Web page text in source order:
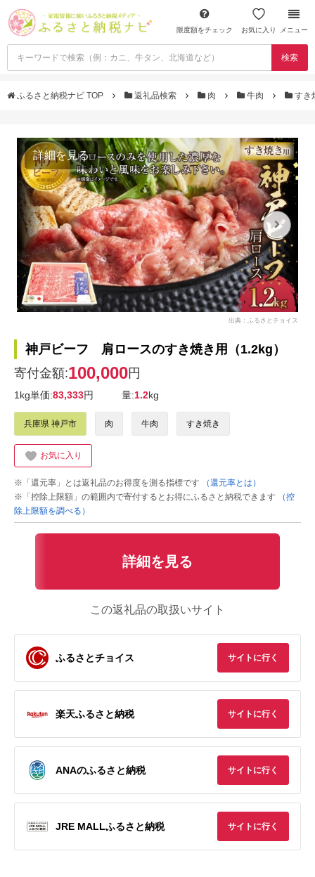
限度額をチェック お気に入り メニュー
検索
ふるさと納税ナビ TOP 返礼品検索 肉 牛肉 すき
詳細を見る
出典：ふるさとチョイス
神戸ビーフ 肩ロースのすき焼き用（1.2kg）
寄付金額:100,000円
1kg単価:83,333円 量:1.2kg
兵庫県 神戸市 肉 牛肉 すき焼き
お気に入り
※「還元率」とは返礼品のお得度を測る指標です
（還元率とは）
※「控除上限額」の範囲内で寄付するとお得にふるさと納税できます
（控
除上限額を調べる）
詳細を見る
この返礼品の取扱いサイト
ふるさとチョイス サイトに行く
楽天ふるさと納税 サイトに行く
ANAのふるさと納税 サイトに行く
JRE MALLふるさと納税 サイトに行く